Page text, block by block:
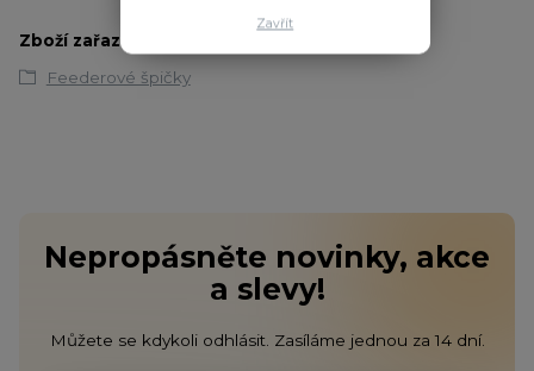
Zboží zařazeno v kategoriích
Feederové špičky
Nepropásněte novinky, akce
a slevy!
Můžete se kdykoli odhlásit. Zasíláme jednou za 14 dní.
Zavřít